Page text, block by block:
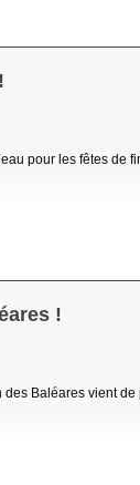
pour les fêtes de
!
Baléares vient de